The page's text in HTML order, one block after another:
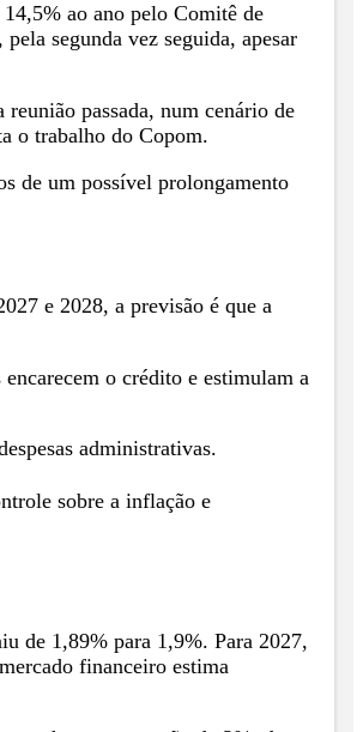
ao ano pelo Comitê de
segunda vez seguida, apesar
passada, num cenário de
o trabalho do Copom.
de um possível prolongamento
e 2028, a previsão é que a
o crédito e estimulam a
administrativas.
sobre a inflação e
de 1,89% para 1,9%. Para 2027,
financeiro estima